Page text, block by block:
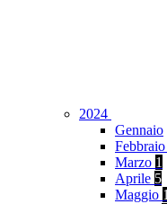
2024
Gennaio
Febbraio
Marzo 1
Aprile 5
Maggio 1